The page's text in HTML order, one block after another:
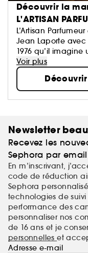
Découvrir la
L'ARTISAN
L’Artisan
Jean Laporte avec
1976 qu’il
ressemblera à
blanche aux
Maison sont
différentes
Voir plus
Découvrir
Newsletter
Recevez les
Sephora par email
En m’inscrivant,
code de réduction
Sephora
technologies de
performance des
personnaliser nos
de 16 ans et je
personnelleset
Adresse e-mail